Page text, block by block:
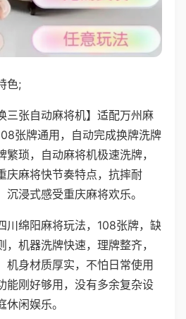
色;
三张自动麻将机】适配万州麻
张牌通用，自动完成换牌洗牌
琐，自动麻将机极速洗牌，
庆麻将快节奏特点，抗摔耐
浸式感受重庆麻将欢乐。
川绵阳麻将玩法，108张牌，缺
机器洗牌快速，理牌整齐，
机身材质厚实，不怕日常使用
能刚好够用，没有多余复杂设
闲娱乐。